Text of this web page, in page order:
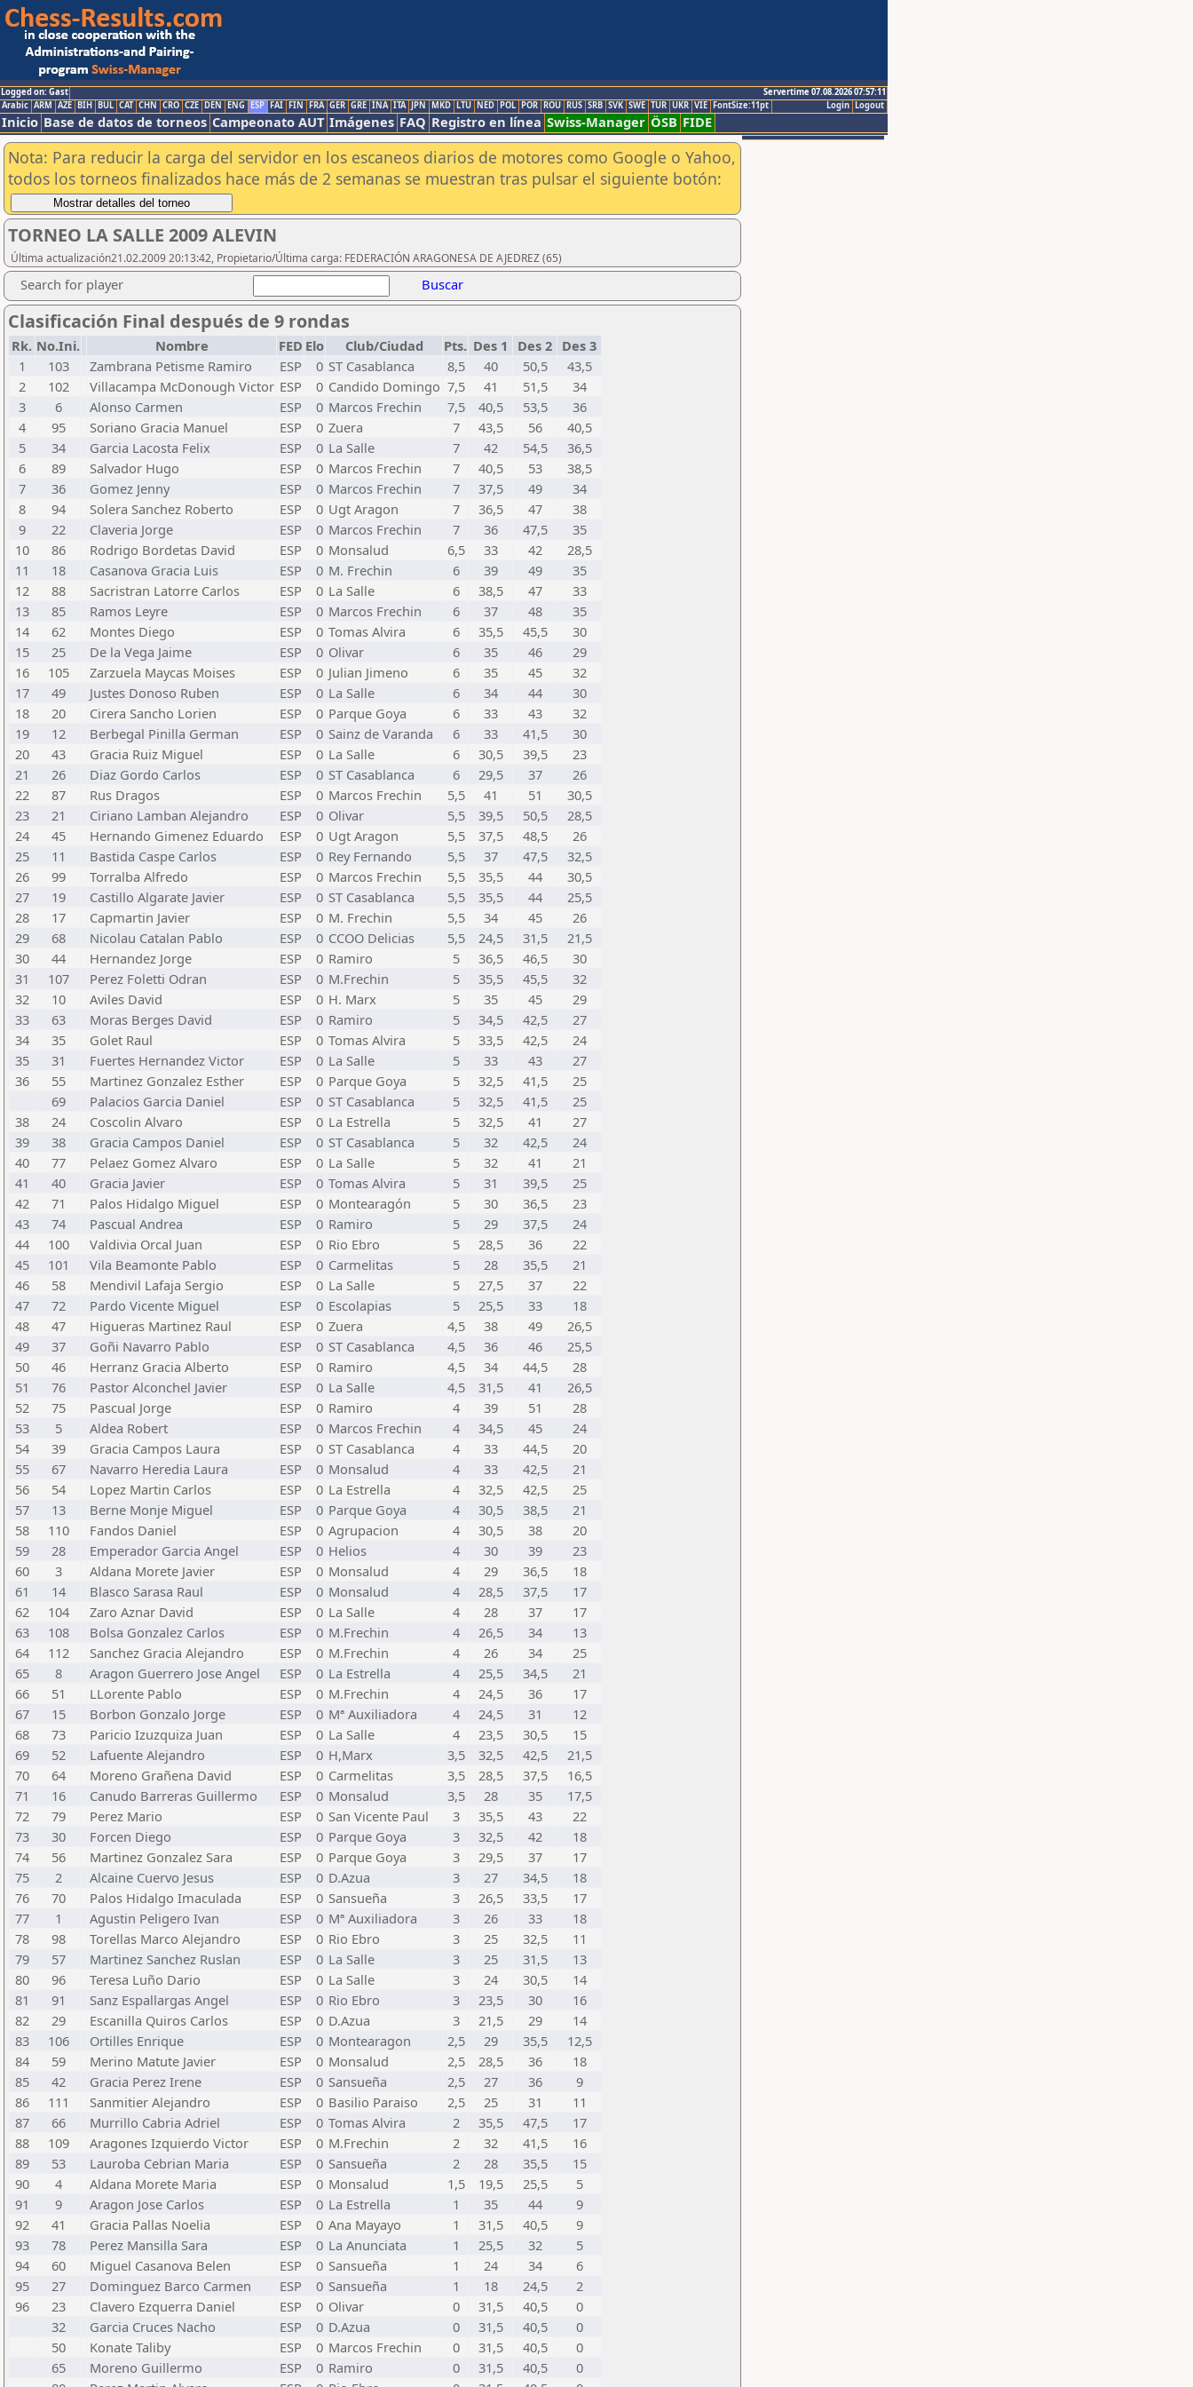
Logged on: Gast
Servertime 07.08.2026 07:57:11
Logout
Login
Arabic ARM AZE BIH BUL CAT CHN CRO CZE DEN ENG ESP FAI FIN FRA GER GRE INA ITA JPN MKD LTU NED POL POR ROU RUS SRB SVK SWE TUR UKR VIE FontSize:11pt
Inicio Base de datos de torneos Campeonato AUT Imágenes FAQ Registro en línea Swiss-Manager ÖSB FIDE
Nota: Para reducir la carga del servidor en los escaneos diarios de motores como Google o Yahoo,
todos los torneos finalizados hace más de 2 semanas se muestran tras pulsar el siguiente botón:
TORNEO LA SALLE 2009 ALEVIN
Última actualización21.02.2009 20:13:42, Propietario/Última carga: FEDERACIÓN ARAGONESA DE AJEDREZ (65)
Search for player Buscar
Clasificación Final después de 9 rondas
Rk. No.Ini. Nombre FED Elo Club/Ciudad Pts. Des 1 Des 2 Des 3
1
103 Zambrana Petisme Ramiro ESP 0 ST Casablanca 8,5 40 50,5
43,5
2
102 Villacampa McDonough Victor ESP 0 Candido Domingo 7,5 41 51,5
34
3
6 Alonso Carmen ESP 0 Marcos Frechin 7,5 40,5 53,5
36
4
95 Soriano Gracia Manuel ESP 0 Zuera 7 43,5 56
40,5
5
34 Garcia Lacosta Felix ESP 0 La Salle 7 42 54,5
36,5
6
89 Salvador Hugo ESP 0 Marcos Frechin 7 40,5 53
38,5
7
36 Gomez Jenny ESP 0 Marcos Frechin 7 37,5 49
34
8
94 Solera Sanchez Roberto ESP 0 Ugt Aragon 7 36,5 47
38
9
22 Claveria Jorge ESP 0 Marcos Frechin 7 36 47,5
35
10
86 Rodrigo Bordetas David ESP 0 Monsalud 6,5 33 42
28,5
11
18 Casanova Gracia Luis ESP 0 M. Frechin 6 39 49
35
12
88 Sacristran Latorre Carlos ESP 0 La Salle 6 38,5 47
33
13
85 Ramos Leyre ESP 0 Marcos Frechin 6 37 48
35
14
62 Montes Diego ESP 0 Tomas Alvira 6 35,5 45,5
30
15
25 De la Vega Jaime ESP 0 Olivar 6 35 46
29
16
105 Zarzuela Maycas Moises ESP 0 Julian Jimeno 6 35 45
32
17
49 Justes Donoso Ruben ESP 0 La Salle 6 34 44
30
18
20 Cirera Sancho Lorien ESP 0 Parque Goya 6 33 43
32
19
12 Berbegal Pinilla German ESP 0 Sainz de Varanda 6 33 41,5
30
20
43 Gracia Ruiz Miguel ESP 0 La Salle 6 30,5 39,5
23
21
26 Diaz Gordo Carlos ESP 0 ST Casablanca 6 29,5 37
26
22
87 Rus Dragos ESP 0 Marcos Frechin 5,5 41 51
30,5
23
21 Ciriano Lamban Alejandro ESP 0 Olivar 5,5 39,5 50,5
28,5
24
45 Hernando Gimenez Eduardo ESP 0 Ugt Aragon 5,5 37,5 48,5
26
25
11 Bastida Caspe Carlos ESP 0 Rey Fernando 5,5 37 47,5
32,5
26
99 Torralba Alfredo ESP 0 Marcos Frechin 5,5 35,5 44
30,5
27
19 Castillo Algarate Javier ESP 0 ST Casablanca 5,5 35,5 44
25,5
28
17 Capmartin Javier ESP 0 M. Frechin 5,5 34 45
26
29
68 Nicolau Catalan Pablo ESP 0 CCOO Delicias 5,5 24,5 31,5
21,5
30
44 Hernandez Jorge ESP 0 Ramiro 5 36,5 46,5
30
31
107 Perez Foletti Odran ESP 0 M.Frechin 5 35,5 45,5
32
32
10 Aviles David ESP 0 H. Marx 5 35 45
29
33
63 Moras Berges David ESP 0 Ramiro 5 34,5 42,5
27
34
35 Golet Raul ESP 0 Tomas Alvira 5 33,5 42,5
24
35
31 Fuertes Hernandez Victor ESP 0 La Salle 5 33 43
27
36
55 Martinez Gonzalez Esther ESP 0 Parque Goya 5 32,5 41,5
25
69
Palacios Garcia Daniel ESP 0 ST Casablanca 5 32,5 41,5
25
38
24 Coscolin Alvaro ESP 0 La Estrella 5 32,5 41
27
39
38 Gracia Campos Daniel ESP 0 ST Casablanca 5 32 42,5
24
40
77 Pelaez Gomez Alvaro ESP 0 La Salle 5 32 41
21
41
40 Gracia Javier ESP 0 Tomas Alvira 5 31 39,5
25
42
71 Palos Hidalgo Miguel ESP 0 Montearagón 5 30 36,5
23
43
74 Pascual Andrea ESP 0 Ramiro 5 29 37,5
24
44
100 Valdivia Orcal Juan ESP 0 Rio Ebro 5 28,5 36
22
45
101 Vila Beamonte Pablo ESP 0 Carmelitas 5 28 35,5
21
46
58 Mendivil Lafaja Sergio ESP 0 La Salle 5 27,5 37
22
47
72 Pardo Vicente Miguel ESP 0 Escolapias 5 25,5 33
18
48
47 Higueras Martinez Raul ESP 0 Zuera 4,5 38 49
26,5
49
37 Goñi Navarro Pablo ESP 0 ST Casablanca 4,5 36 46
25,5
50
46 Herranz Gracia Alberto ESP 0 Ramiro 4,5 34 44,5
28
51
76 Pastor Alconchel Javier ESP 0 La Salle 4,5 31,5 41
26,5
52
75 Pascual Jorge ESP 0 Ramiro 4 39 51
28
53
5 Aldea Robert ESP 0 Marcos Frechin 4 34,5 45
24
54
39 Gracia Campos Laura ESP 0 ST Casablanca 4 33 44,5
20
55
67 Navarro Heredia Laura ESP 0 Monsalud 4 33 42,5
21
56
54 Lopez Martin Carlos ESP 0 La Estrella 4 32,5 42,5
25
57
13 Berne Monje Miguel ESP 0 Parque Goya 4 30,5 38,5
21
58
110 Fandos Daniel ESP 0 Agrupacion 4 30,5 38
20
59
28 Emperador Garcia Angel ESP 0 Helios 4 30 39
23
60
3 Aldana Morete Javier ESP 0 Monsalud 4 29 36,5
18
61
14 Blasco Sarasa Raul ESP 0 Monsalud 4 28,5 37,5
17
62
104 Zaro Aznar David ESP 0 La Salle 4 28 37
17
63
108 Bolsa Gonzalez Carlos ESP 0 M.Frechin 4 26,5 34
13
64
112 Sanchez Gracia Alejandro ESP 0 M.Frechin 4 26 34
25
65
8 Aragon Guerrero Jose Angel ESP 0 La Estrella 4 25,5 34,5
21
66
51 LLorente Pablo ESP 0 M.Frechin 4 24,5 36
17
67
15 Borbon Gonzalo Jorge ESP 0 Mª Auxiliadora 4 24,5 31
12
68
73 Paricio Izuzquiza Juan ESP 0 La Salle 4 23,5 30,5
15
69
52 Lafuente Alejandro ESP 0 H,Marx 3,5 32,5 42,5
21,5
70
64 Moreno Grañena David ESP 0 Carmelitas 3,5 28,5 37,5
16,5
71
16 Canudo Barreras Guillermo ESP 0 Monsalud 3,5 28 35
17,5
72
79 Perez Mario ESP 0 San Vicente Paul 3 35,5 43
22
73
30 Forcen Diego ESP 0 Parque Goya 3 32,5 42
18
74
56 Martinez Gonzalez Sara ESP 0 Parque Goya 3 29,5 37
17
75
2 Alcaine Cuervo Jesus ESP 0 D.Azua 3 27 34,5
18
76
70 Palos Hidalgo Imaculada ESP 0 Sansueña 3 26,5 33,5
17
77
1 Agustin Peligero Ivan ESP 0 Mª Auxiliadora 3 26 33
18
78
98 Torellas Marco Alejandro ESP 0 Rio Ebro 3 25 32,5
11
79
57 Martinez Sanchez Ruslan ESP 0 La Salle 3 25 31,5
13
80
96 Teresa Luño Dario ESP 0 La Salle 3 24 30,5
14
81
91 Sanz Espallargas Angel ESP 0 Rio Ebro 3 23,5 30
16
82
29 Escanilla Quiros Carlos ESP 0 D.Azua 3 21,5 29
14
83
106 Ortilles Enrique ESP 0 Montearagon 2,5 29 35,5
12,5
84
59 Merino Matute Javier ESP 0 Monsalud 2,5 28,5 36
18
85
42 Gracia Perez Irene ESP 0 Sansueña 2,5 27 36
9
86
111 Sanmitier Alejandro ESP 0 Basilio Paraiso 2,5 25 31
11
87
66 Murrillo Cabria Adriel ESP 0 Tomas Alvira 2 35,5 47,5
17
88
109 Aragones Izquierdo Victor ESP 0 M.Frechin 2 32 41,5
16
89
53 Lauroba Cebrian Maria ESP 0 Sansueña 2 28 35,5
15
90
4 Aldana Morete Maria ESP 0 Monsalud 1,5 19,5 25,5
5
91
9 Aragon Jose Carlos ESP 0 La Estrella 1 35 44
9
92
41 Gracia Pallas Noelia ESP 0 Ana Mayayo 1 31,5 40,5
9
93
78 Perez Mansilla Sara ESP 0 La Anunciata 1 25,5 32
5
94
60 Miguel Casanova Belen ESP 0 Sansueña 1 24 34
6
95
27 Dominguez Barco Carmen ESP 0 Sansueña 1 18 24,5
2
96
23 Clavero Ezquerra Daniel ESP 0 Olivar 0 31,5 40,5
0
32
Garcia Cruces Nacho ESP 0 D.Azua 0 31,5 40,5
0
50
Konate Taliby ESP 0 Marcos Frechin 0 31,5 40,5
0
65
Moreno Guillermo ESP 0 Ramiro 0 31,5 40,5
0